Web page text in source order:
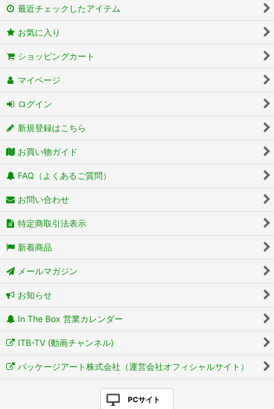
最近チェックしたアイテム
お気に入り
ショッピングカート
マイページ
ログイン
新規登録はこちら
お買い物ガイド
FAQ（よくあるご質問）
お問い合わせ
特定商取引法表示
新着商品
メールマガジン
お知らせ
In The Box 営業カレンダー
ITB-TV (動画チャンネル)
パッケージアート株式会社（運営会社オフィシャルサイト）
PCサイト